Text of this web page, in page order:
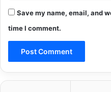
Save my name, email, and
time I comment.